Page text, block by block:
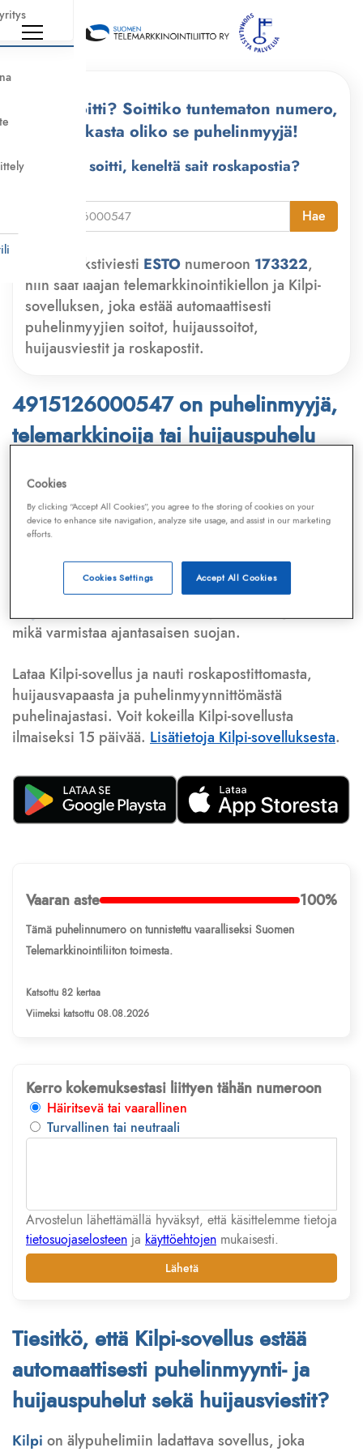
Kuka soitti? Soittiko tuntematon numero,
tarkasta oliko se puhelinmyyjä!
Kuka soitti, keneltä sait roskapostia?
Hae
Lähetä tekstiviesti ESTO numeroon 173322,
niin saat laajan telemarkkinointikiellon ja Kilpi-
sovelluksen, joka estää automaattisesti
puhelinmyyjien soitot, huijaussoitot,
huijausviestit ja roskapostit.
4915126000547 on puhelinmyyjä,
telemarkkinoija tai huijauspuhelu
Puhelinnumero
Telemarkkinointiliiton jaKilpi-sovelluksen
tietokannasta, joka kattaa satoja tuhansia
Lisäksi tunnistamme automaattisesti, jos kyseessä on
puhelinhuijarin numero, sähköpostiosoitetai
huijausviesti. Tietokantaamme päivitetään jatkuvasti,
mikä varmistaa ajantasaisen suojan.
Lataa Kilpi-sovellus ja nauti roskapostittomasta,
huijausvapaasta ja puhelinmyynnittömästä
puhelinajastasi. Voit kokeilla Kilpi-sovellusta
ilmaiseksi 15 päivää. Lisätietoja Kilpi-sovelluksesta.
Vaaran aste 100%
Tämä puhelinnumero on tunnistettu vaaralliseksi Suomen
Telemarkkinointiliiton toimesta.
Katsottu 82 kertaa
Viimeksi katsottu 08.08.2026
Kerro kokemuksestasi liittyen tähän numeroon
Häiritsevä tai vaarallinen
Turvallinen tai neutraali
Arvostelun lähettämällä hyväksyt, että käsittelemme tietoja
tietosuojaselosteen ja käyttöehtojen mukaisesti.
Lähetä
Tiesitkö, että Kilpi-sovellus estää
automaattisesti puhelinmyynti- ja
huijauspuhelut sekä huijausviestit?
Kilpi on älypuhelimiin ladattava sovellus, joka
Cookies
By clicking “Accept All Cookies”, you agree to the storing of cookies on your
device to enhance site navigation, analyze site usage, and assist in our marketing
efforts.
Accept All Cookies
Cookies Settings